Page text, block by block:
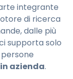
integrante
di ricerca
dalle più
supporta solo
azienda.